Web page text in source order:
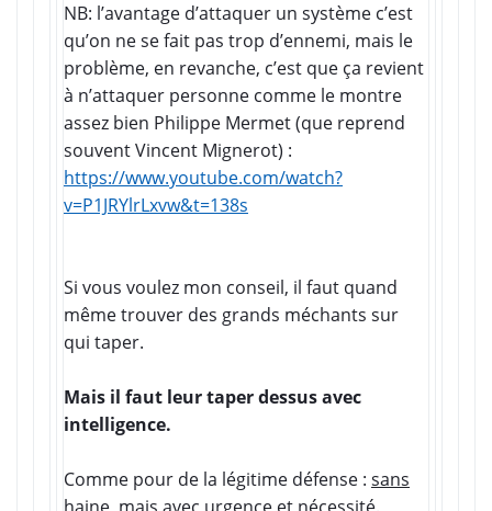
NB: l’avantage d’attaquer un système c’est
qu’on ne se fait pas trop d’ennemi, mais le
problème, en revanche, c’est que ça revient
à n’attaquer personne comme le montre
assez bien Philippe Mermet (que reprend
souvent Vincent Mignerot) :
https://www.youtube.com/watch?
v=P1JRYlrLxvw&t=138s
Si vous voulez mon conseil, il faut quand
même trouver des grands méchants sur
qui taper.
Mais il faut leur taper dessus avec
intelligence.
Comme pour de la légitime défense : sans